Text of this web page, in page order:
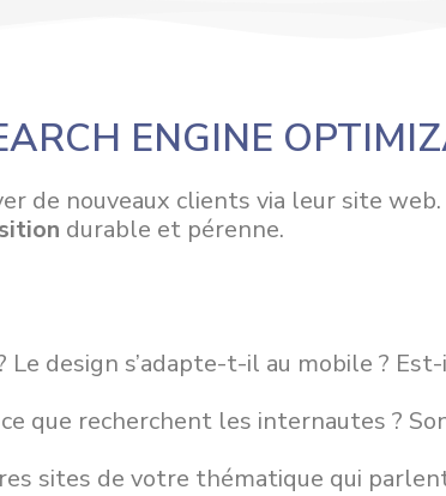
ENGINE
de nouveaux clients via leur site
durable et pérenne.
design s’adapte-t-il au mobile ?
que recherchent les internautes ?
sites de votre thématique qui